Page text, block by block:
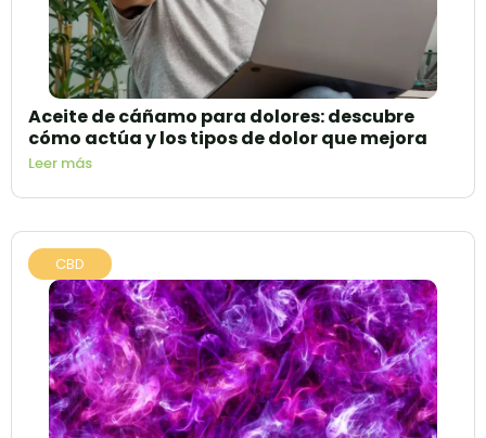
Aceite de cáñamo para dolores: descubre
cómo actúa y los tipos de dolor que mejora
Leer más
CBD